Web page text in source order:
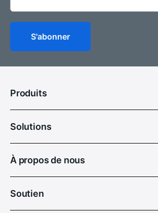
Produits
Solutions
À propos de nous
Soutien